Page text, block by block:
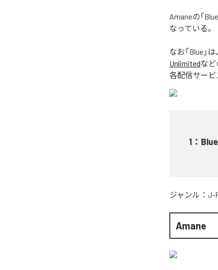
Amaneの「
なっている。
なお「Blue 」は
Unlimitedなど
各配信サービ
1 ： Blue
ジャンル： J-
Amane